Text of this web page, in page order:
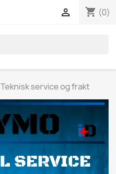
shopping_cart (0)

Teknisk service og frakt